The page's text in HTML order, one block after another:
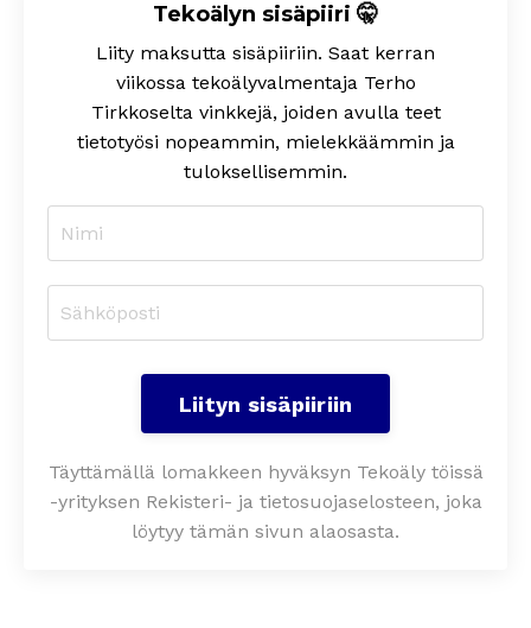
Tekoälyn sisäpiiri 🤫
Liity maksutta sisäpiiriin. Saat kerran
viikossa tekoälyvalmentaja Terho
Tirkkoselta vinkkejä, joiden avulla teet
tietotyösi nopeammin, mielekkäämmin ja
tuloksellisemmin.
Liityn sisäpiiriin
Täyttämällä lomakkeen hyväksyn Tekoäly töissä
-yrityksen Rekisteri- ja tietosuojaselosteen, joka
löytyy tämän sivun alaosasta.